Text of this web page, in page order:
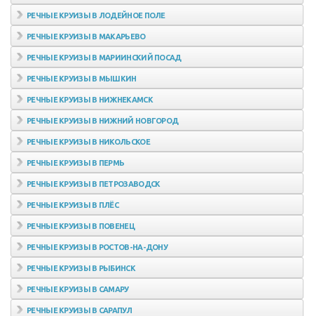
РЕЧНЫЕ КРУИЗЫ В ЛОДЕЙНОЕ ПОЛЕ
РЕЧНЫЕ КРУИЗЫ В МАКАРЬЕВО
РЕЧНЫЕ КРУИЗЫ В МАРИИНСКИЙ ПОСАД
РЕЧНЫЕ КРУИЗЫ В МЫШКИН
РЕЧНЫЕ КРУИЗЫ В НИЖНЕКАМСК
РЕЧНЫЕ КРУИЗЫ В НИЖНИЙ НОВГОРОД
РЕЧНЫЕ КРУИЗЫ В НИКОЛЬСКОЕ
РЕЧНЫЕ КРУИЗЫ В ПЕРМЬ
РЕЧНЫЕ КРУИЗЫ В ПЕТРОЗАВОДСК
РЕЧНЫЕ КРУИЗЫ В ПЛЁС
РЕЧНЫЕ КРУИЗЫ В ПОВЕНЕЦ
РЕЧНЫЕ КРУИЗЫ В РОСТОВ-НА-ДОНУ
РЕЧНЫЕ КРУИЗЫ В РЫБИНСК
РЕЧНЫЕ КРУИЗЫ В САМАРУ
РЕЧНЫЕ КРУИЗЫ В САРАПУЛ